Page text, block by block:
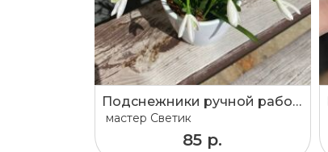
Подснежники ручной работы
мастер Светик
85 р.